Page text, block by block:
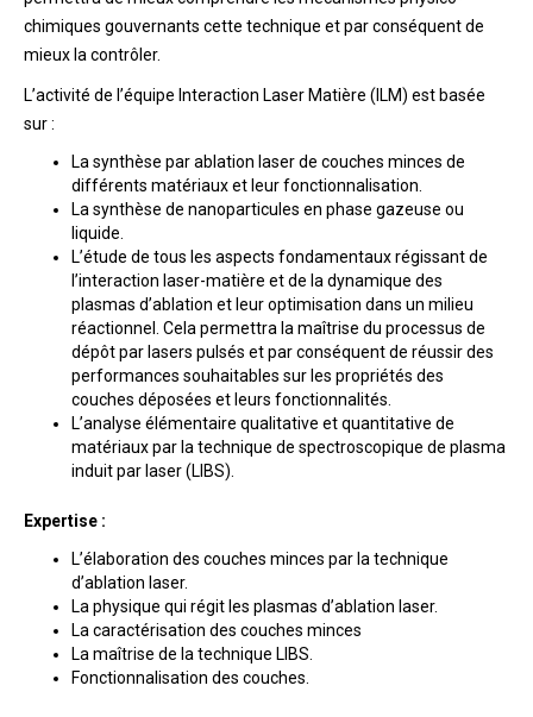
chimiques gouvernants cette technique et par conséquent de
mieux la contrôler.
L’activité de l’équipe Interaction Laser Matière (ILM) est basée
sur :
La synthèse par ablation laser de couches minces de
différents matériaux et leur fonctionnalisation.
La synthèse de nanoparticules en phase gazeuse ou
liquide.
L’étude de tous les aspects fondamentaux régissant de
l’interaction laser-matière et de la dynamique des
plasmas d’ablation et leur optimisation dans un milieu
réactionnel. Cela permettra la maîtrise du processus de
dépôt par lasers pulsés et par conséquent de réussir des
performances souhaitables sur les propriétés des
couches déposées et leurs fonctionnalités.
L’analyse élémentaire qualitative et quantitative de
matériaux par la technique de spectroscopique de plasma
induit par laser (LIBS).
Expertise :
L’élaboration des couches minces par la technique
d’ablation laser.
La physique qui régit les plasmas d’ablation laser.
La caractérisation des couches minces
La maîtrise de la technique LIBS.
Fonctionnalisation des couches.